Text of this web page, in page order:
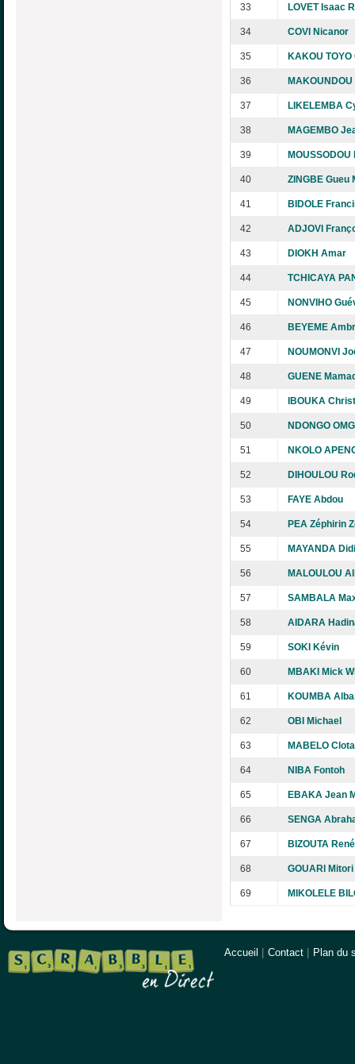
33 LOVET Isaac
34 COVI Nicanor
35 KAKOU
36
37 LIKELEMBA
38 MAGEMBO
39
40 ZINGBE Gueu
41 BIDOLE
42 ADJOVI
43 DIOKH Amar
44 TCHICAYA
45 NONVIHO
46 BEYEME
47 NOUMONVI
48 GUENE
49 IBOUKA Christ
50 NDONGO
51 NKOLO
52 DIHOULOU
53 FAYE Abdou
54 PEA Zéphirin
55 MAYANDA
56 MALOULOU
57 SAMBALA
58 AIDARA
59 SOKI Kévin
60 MBAKI Mick
61 KOUMBA
62 OBI Michael
63 MABELO
64 NIBA Fontoh
65 EBAKA Jean
66 SENGA
67 BIZOUTA René
68 GOUARI Mitori
69 MIKOLELE
Accueil Contact Plan du